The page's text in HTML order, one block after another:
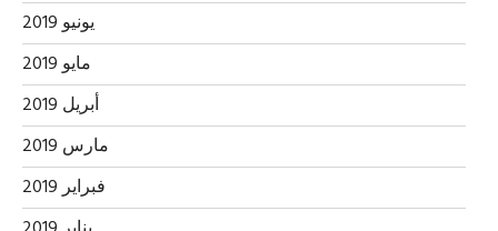
يونيو 2019
مايو 2019
أبريل 2019
مارس 2019
فبراير 2019